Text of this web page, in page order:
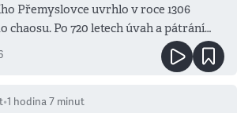
chaosu. Po 720 letech úvah a pátrání
•1 hodina 7 minut